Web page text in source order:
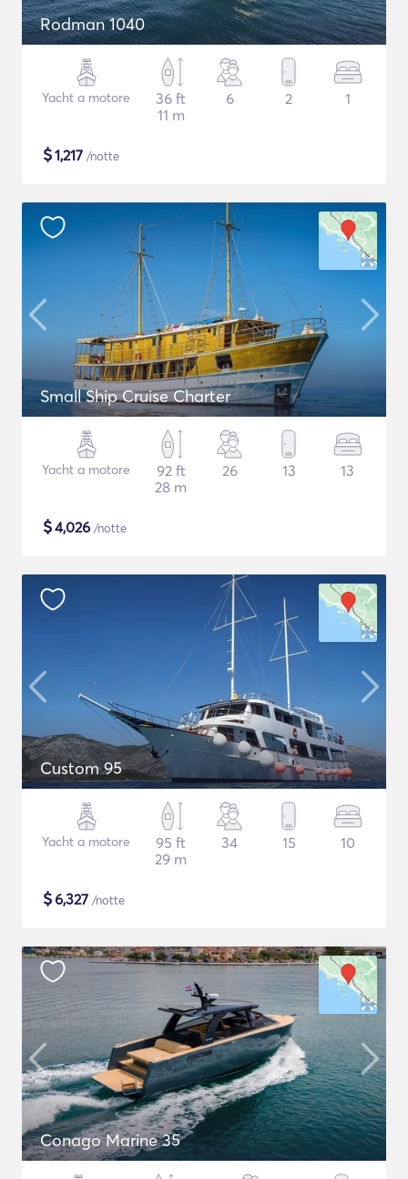
Rodman 1040
Yacht a motore
36 ft
11 m
6 2 1
$1,217 /notte
Small Ship Cruise Charter
Yacht a motore
92 ft
28 m
26 13 13
$4,026 /notte
Custom 95
Yacht a motore
95 ft
29 m
34 15 10
$6,327 /notte
Conago Marine 35